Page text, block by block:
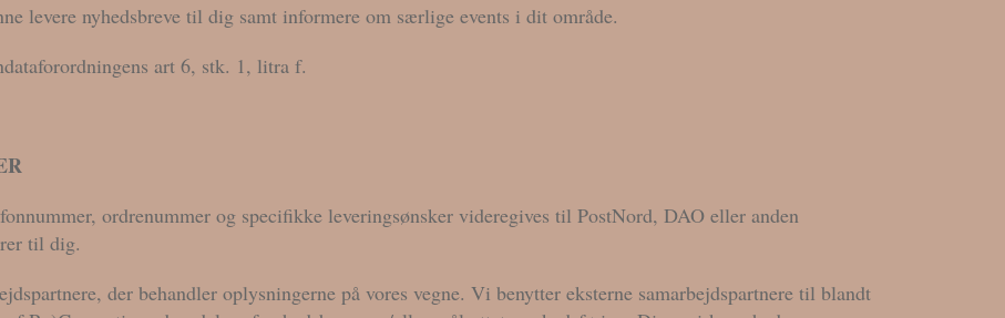
levere nyhedsbreve til dig samt informere om særlige events i dit område.
art 6, stk. 1, litra f.
ordrenummer og specifikke leveringsønsker videregives til PostNord, DAO eller anden
til dig.
der behandler oplysningerne på vores vegne. Vi benytter eksterne samarbejdspartnere til blandt